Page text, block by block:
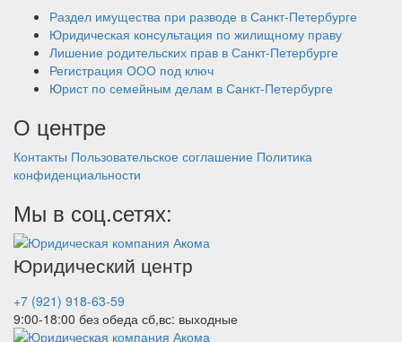
Раздел имущества при разводе в Санкт-Петербурге
Юридическая консультация по жилищному праву
Лишение родительских прав в Санкт-Петербурге
Регистрация ООО под ключ
Юрист по семейным делам в Санкт-Петербурге
О центре
Контакты Пользовательское соглашение Политика
конфиденциальности
Мы в соц.сетях:
Юридический центр
+7 (921) 918-63-59
9:00-18:00 без обеда сб,вс: выходные